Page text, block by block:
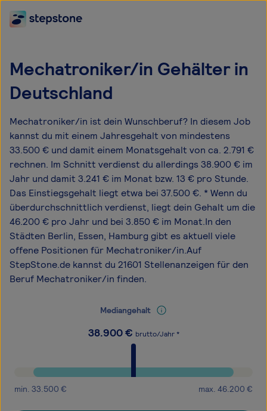
Mechatroniker/in Gehälter in
Deutschland
Mechatroniker/in ist dein Wunschberuf? In diesem Job
kannst du mit einem Jahresgehalt von mindestens
33.500 € und damit einem Monatsgehalt von ca. 2.791 €
rechnen. Im Schnitt verdienst du allerdings 38.900 € im
Jahr und damit 3.241 € im Monat bzw. 13 € pro Stunde.
Das Einstiegsgehalt liegt etwa bei 37.500 €. * Wenn du
überdurchschnittlich verdienst, liegt dein Gehalt um die
46.200 € pro Jahr und bei 3.850 € im Monat.In den
Städten Berlin, Essen, Hamburg gibt es aktuell viele
offene Positionen für Mechatroniker/in.Auf
StepStone.de kannst du 21601 Stellenanzeigen für den
Beruf Mechatroniker/in finden.
Mediangehalt
38.900€ brutto/Jahr *
min. 33.500 € max. 46.200 €